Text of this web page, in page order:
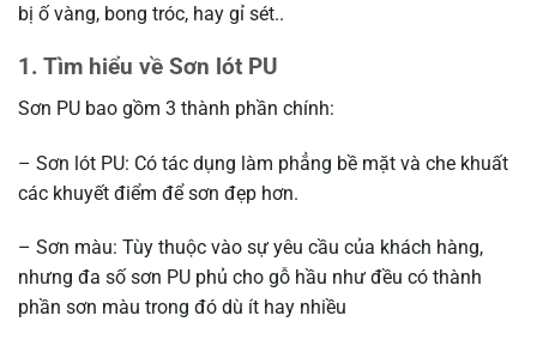
bị ố vàng, bong tróc, hay gỉ sét..
1. Tìm hiểu về Sơn lót PU
Sơn PU bao gồm 3 thành phần chính:
– Sơn lót PU: Có tác dụng làm phẳng bề mặt và che khuất
các khuyết điểm để sơn đẹp hơn.
– Sơn màu: Tùy thuộc vào sự yêu cầu của khách hàng,
nhưng đa số sơn PU phủ cho gỗ hầu như đều có thành
phần sơn màu trong đó dù ít hay nhiều